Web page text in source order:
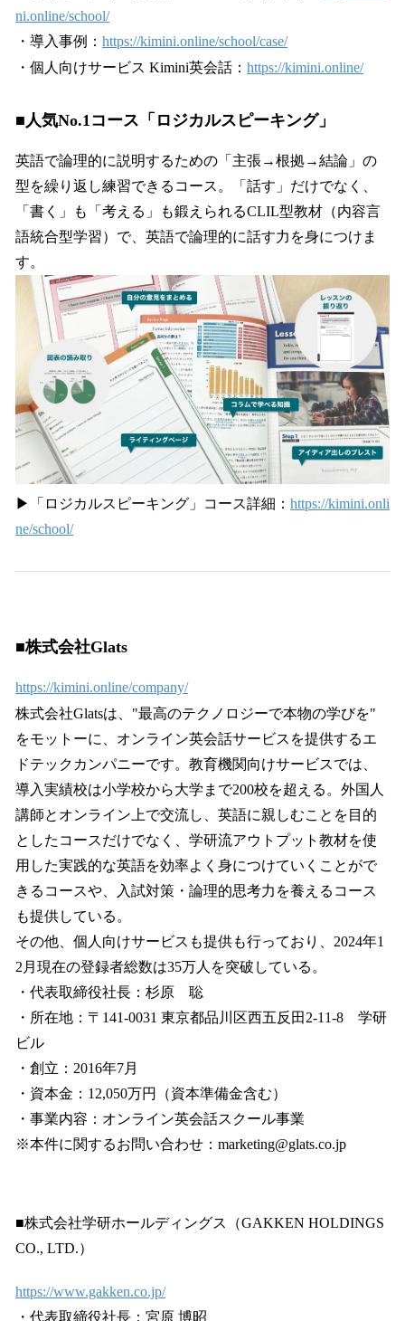
ni.online/school/
・導入事例： https://kimini.online/school/case/
・個人向けサービス Kimini英会話： https://kimini.online/
■人気No.1コース「ロジカルスピーキング」
英語で論理的に説明するための「主張→根拠→結論」の
型を繰り返し練習できるコース。「話す」だけでなく、
「書く」も「考える」も鍛えられるCLIL型教材（内容言
語統合型学習）で、英語で論理的に話す力を身につけま
す。
▶「ロジカルスピーキング」コース詳細： https://kimini.onli
ne/school/
■株式会社Glats
https://kimini.online/company/
株式会社Glatsは、"最高のテクノロジーで本物の学びを"
をモットーに、オンライン英会話サービスを提供するエ
ドテックカンパニーです。教育機関向けサービスでは、
導入実績校は小学校から大学まで200校を超える。外国人
講師とオンライン上で交流し、英語に親しむことを目的
としたコースだけでなく、学研流アウトプット教材を使
用した実践的な英語を効率よく身につけていくことがで
きるコースや、入試対策・論理的思考力を養えるコース
も提供している。
その他、個人向けサービスも提供も行っており、2024年1
2月現在の登録者総数は35万人を突破している。
・代表取締役社長：杉原 聡
・所在地：〒141-0031 東京都品川区西五反田2-11-8 学研
ビル
・創立：2016年7月
・資本金：12,050万円（資本準備金含む）
・事業内容：オンライン英会話スクール事業
※本件に関するお問い合わせ：marketing@glats.co.jp
■株式会社学研ホールディングス（GAKKEN HOLDINGS
CO., LTD.）
https://www.gakken.co.jp/
・代表取締役社長：宮原 博昭